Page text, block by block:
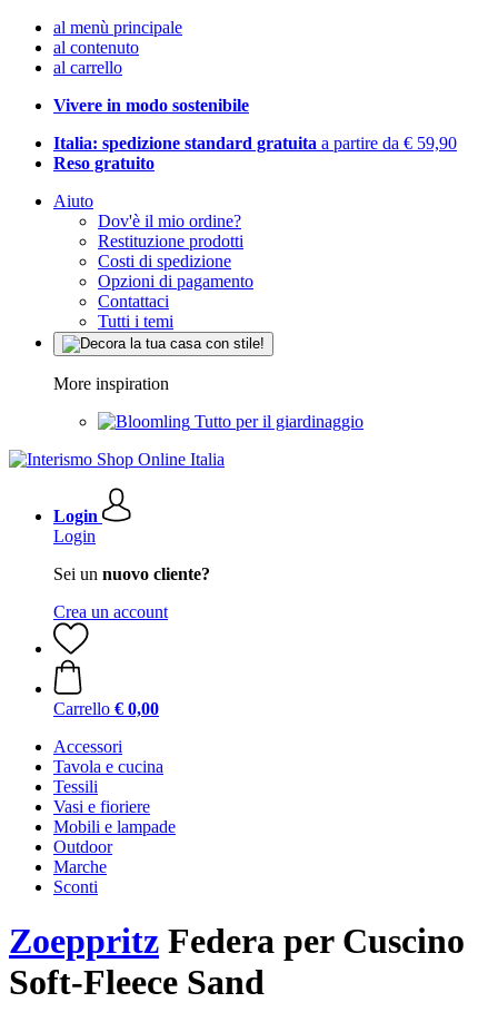
al menù principale
al contenuto
al carrello
Vivere in modo sostenibile
Italia: spedizione standard gratuita a partire da € 59,90
Reso gratuito
Aiuto
Dov'è il mio ordine?
Restituzione prodotti
Costi di spedizione
Opzioni di pagamento
Contattaci
Tutti i temi
More inspiration
Tutto per il giardinaggio
Login
Login
Sei un nuovo cliente?
Crea un account
Carrello € 0,00
Accessori
Tavola e cucina
Tessili
Vasi e fioriere
Mobili e lampade
Outdoor
Marche
Sconti
Zoeppritz Federa per Cuscino
Soft-Fleece Sand